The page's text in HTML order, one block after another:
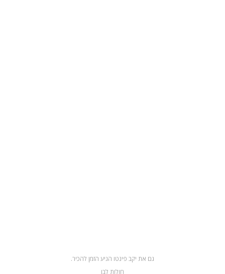
והופך אותו למענג לשתייה. היין ארומתי מאוד, עשיר בטעמים, עם
מינרליות מודגשת ועם סיומת ארוכה שתגרום לך להתמכר ללגימה